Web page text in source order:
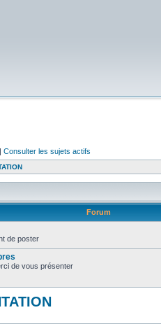
| Consulter les sujets actifs
Forum
de poster
de vous présenter